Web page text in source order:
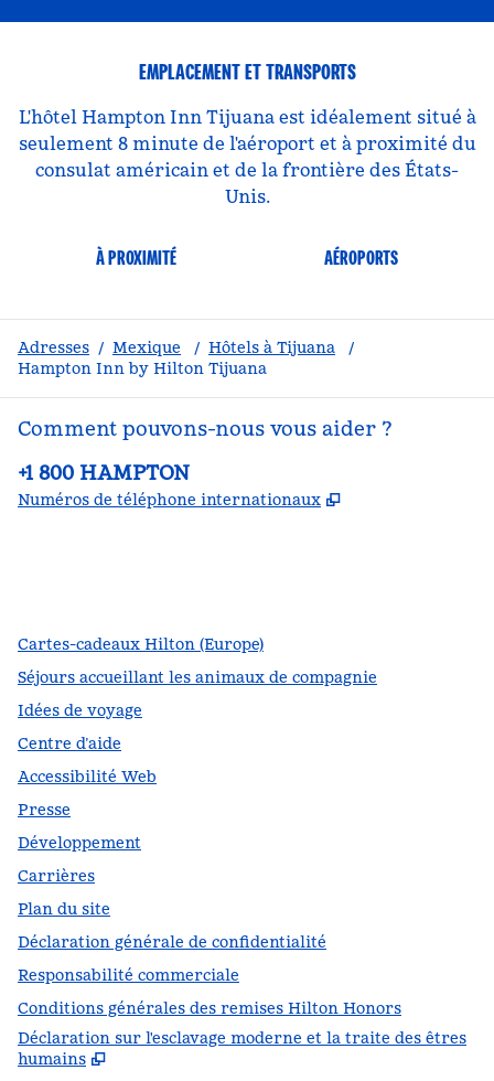
EMPLACEMENT ET TRANSPORTS
L'hôtel Hampton Inn Tijuana est idéalement situé à
seulement 8 minute de l'aéroport et à proximité du
consulat américain et de la frontière des États-
Unis.
À PROXIMITÉ AÉROPORTS
Adresses / Mexique / Hôtels à Tijuana
/
Hampton Inn by Hilton Tijuana
Comment pouvons-nous vous aider ?
Téléphone :
+1 800 HAMPTON
Numéros de téléphone internationaux ,
Cartes-cadeaux Hilton (Europe)
Séjours accueillant les animaux de compagnie
Idées de voyage
Centre d’aide
Accessibilité Web
Presse
Développement
Carrières
Plan du site
Déclaration générale de confidentialité
Responsabilité commerciale
Conditions générales des remises Hilton Honors
Déclaration sur l'esclavage moderne et la traite des êtres
humains